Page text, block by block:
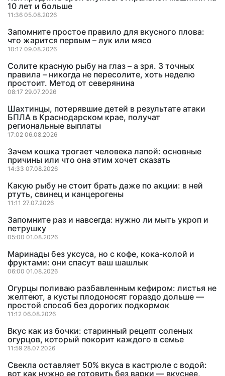
10 лет и больше
11:36 05.08.2026
Запомните простое правило для вкусного плова:
что жарится первым – лук или мясо
10:17 09.08.2026
Солите красную рыбу на глаз – а зря. 3 точных
правила – никогда не пересолите, хоть неделю
простоит. Метод от северянина
08:17 29.07.2026
Шахтинцы, потерявшие детей в результате атаки
БПЛА в Краснодарском крае, получат
региональные выплаты
17:02 06.08.2026
Зачем кошка трогает человека лапой: основные
причины или что она этим хочет сказать
14:33 07.08.2026
Какую рыбу не стоит брать даже по акции: в ней
ртуть, свинец и канцерогены
11:11 27.07.2026
Запомните раз и навсегда: нужно ли мыть укроп и
петрушку
05:00 01.08.2026
Маринады без уксуса, но с кофе, кока-колой и
фруктами: они спасут ваш шашлык
06:00 01.08.2026
Огурцы поливаю разбавленным кефиром: листья не
желтеют, а кусты плодоносят гораздо дольше —
простой способ без дорогих подкормок
11:12 06.08.2026
Вкус как из бочки: старинный рецепт соленых
огурцов, который покорит каждого в семье
11:59 28.07.2026
Свекла оставляет 50% вкуса в кастрюле с водой:
вот как нужно ее готовить без варки — вкуснее,